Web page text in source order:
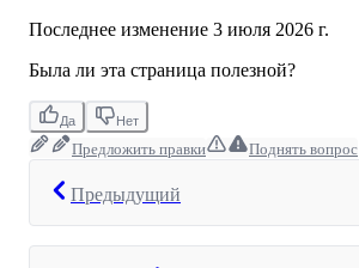
Последнее изменение 3 июля 2026 г.
Была ли эта страница полезной?
Да Нет
Предложить правки Поднять вопрос
Предыдущий